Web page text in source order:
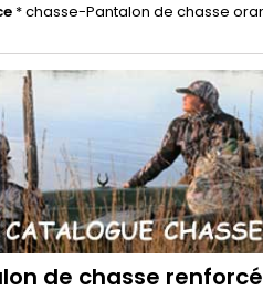
* chasse-Pantalon de chasse
de chasse